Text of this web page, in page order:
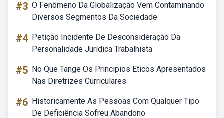
#3 O Fenômeno Da Globalização Vem Contaminando
Diversos Segmentos Da Sociedade
#4 Petição Incidente De Desconsideração Da
Personalidade Jurídica Trabalhista
#5 No Que Tange Os Principios Eticos Apresentados
Nas Diretrizes Curriculares
#6 Historicamente As Pessoas Com Qualquer Tipo
De Deficiência Sofreu Abandono